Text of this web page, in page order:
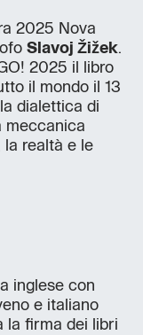
2025 Nova
Slavoj Žižek.
2025 il libro
il mondo il 13
dialettica di
meccanica
la realtà e le
inglese con
e italiano
la firma dei libri